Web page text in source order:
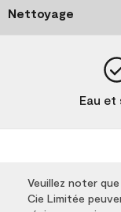
Nettoyage
Eau et
Veuillez noter
Cie Limitée